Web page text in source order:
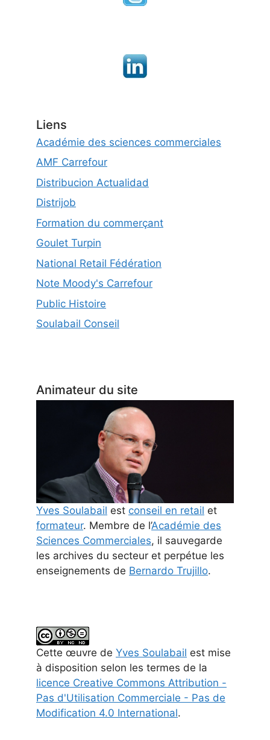
Liens
Académie des sciences commerciales
AMF Carrefour
Distribucion Actualidad
Distrijob
Formation du commerçant
Goulet Turpin
National Retail Fédération
Note Moody's Carrefour
Public Histoire
Soulabail Conseil
Animateur du site
Yves Soulabail est conseil en retail et
formateur. Membre de l’Académie des
Sciences Commerciales, il sauvegarde
les archives du secteur et perpétue les
enseignements de Bernardo Trujillo.
Cette œuvre de Yves Soulabail est mise
à disposition selon les termes de la
licence Creative Commons Attribution -
Pas d'Utilisation Commerciale - Pas de
Modification 4.0 International.